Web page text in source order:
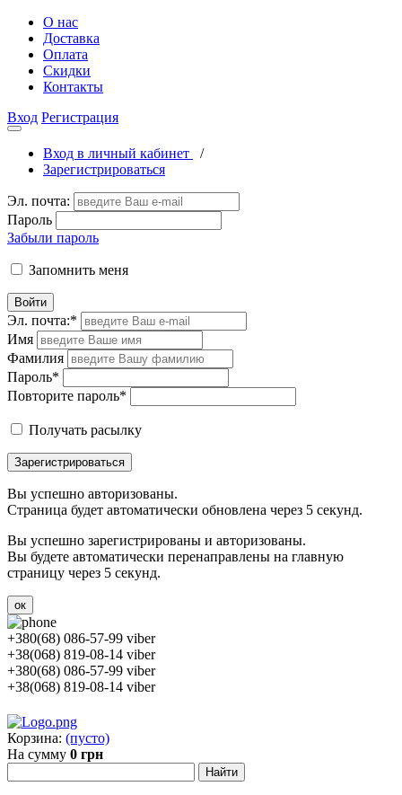
О нас
Доставка
Оплата
Скидки
Контакты
Вход Регистрация
Вход в личный кабинет
/
Зарегистрироваться
Эл. почта:
Пароль
Забыли пароль
Запомнить меня
Войти
Эл. почта:*
Имя
Фамилия
Пароль*
Повторите пароль*
Получать расылку
Зарегистрироваться
Вы успешно авторизованы.
Страница будет автоматически обновлена через 5 секунд.
Вы успешно зарегистрированы и авторизованы.
Вы будете автоматически перенаправлены на главную
страницу через 5 секунд.
ок
+380(68) 086-57-99 viber
+38(068) 819-08-14 viber
+380(68) 086-57-99 viber
+38(068) 819-08-14 viber
Корзина: (пусто)
На сумму 0 грн